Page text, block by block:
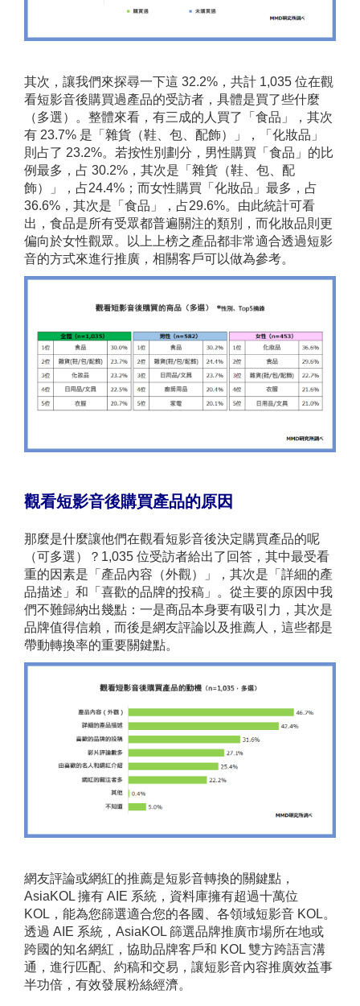
其次，讓我們來探尋一下這 32.2%，共計 1,035 位在觀
看短影音後購買過產品的受訪者，具體是買了些什麼
（多選）。整體來看，有三成的人買了「食品」，其次
有 23.7% 是「雜貨（鞋、包、配飾）」，「化妝品」
則占了 23.2%。若按性別劃分，男性購買「食品」的比
例最多，占 30.2%，其次是「雜貨（鞋、包、配
飾）」，占24.4%；而女性購買「化妝品」最多，占
36.6%，其次是「食品」，占29.6%。由此統計可看
出，食品是所有受眾都普遍關注的類別，而化妝品則更
偏向於女性觀眾。以上上榜之產品都非常適合透過短影
音的方式來進行推廣，相關客戶可以做為參考。
觀看短影音後購買產品的原因
那麼是什麼讓他們在觀看短影音後決定購買產品的呢
（可多選）？1,035 位受訪者給出了回答，其中最受看
重的因素是「產品內容（外觀）」，其次是「詳細的產
品描述」和「喜歡的品牌的投稿」。從主要的原因中我
們不難歸納出幾點：一是商品本身要有吸引力，其次是
品牌值得信賴，而後是網友評論以及推薦人，這些都是
帶動轉換率的重要關鍵點。
網友評論或網紅的推薦是短影音轉換的關鍵點，
AsiaKOL 擁有 AIE 系統，資料庫擁有超過十萬位
KOL，能為您篩選適合您的各國、各領域短影音 KOL。
透過 AIE 系統，AsiaKOL 篩選品牌推廣市場所在地或
跨國的知名網紅，協助品牌客戶和 KOL 雙方跨語言溝
通，進行匹配、約稿和交易，讓短影音內容推廣效益事
半功倍，有效發展粉絲經濟。